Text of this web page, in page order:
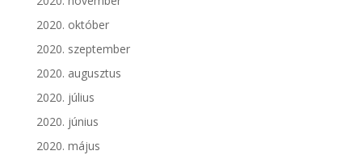
2020. október
2020. szeptember
2020. augusztus
2020. július
2020. június
2020. május